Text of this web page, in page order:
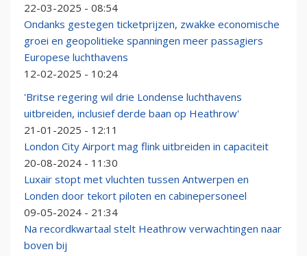
22-03-2025 - 08:54
Ondanks gestegen ticketprijzen, zwakke economische
groei en geopolitieke spanningen meer passagiers
Europese luchthavens
12-02-2025 - 10:24
'Britse regering wil drie Londense luchthavens
uitbreiden, inclusief derde baan op Heathrow'
21-01-2025 - 12:11
London City Airport mag flink uitbreiden in capaciteit
20-08-2024 - 11:30
Luxair stopt met vluchten tussen Antwerpen en
Londen door tekort piloten en cabinepersoneel
09-05-2024 - 21:34
Na recordkwartaal stelt Heathrow verwachtingen naar
boven bij